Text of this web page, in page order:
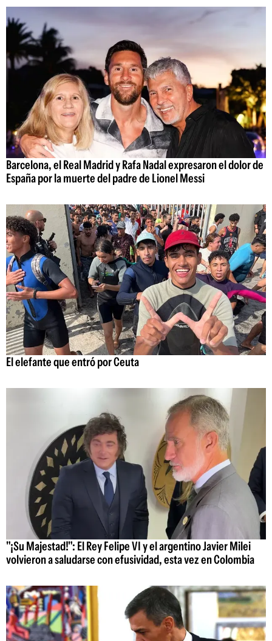
Barcelona, el Real Madrid y Rafa Nadal expresaron el dolor de
España por la muerte del padre de Lionel Messi
El elefante que entró por Ceuta
"¡Su Majestad!": El Rey Felipe VI y el argentino Javier Milei
volvieron a saludarse con efusividad, esta vez en Colombia